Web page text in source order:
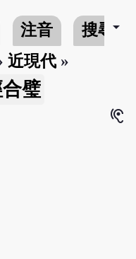
注音 搜尋arrow_drop_down
近現代 »
璧
hearing